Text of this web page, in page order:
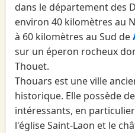
dans le département des
environ 40 kilomètres au
à 60 kilomètres au Sud de
sur un éperon rocheux
Thouet.
Thouars est une ville
historique. Elle possède
intéressants, en
l'église Saint-Laon et le